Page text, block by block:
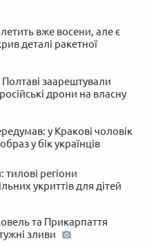
вже восени, але є
деталі ракетної
заарештували
дрони на власну
у Кракові чоловік
у бік українців
регіони
укриттів для дітей
та Прикарпаття
зливи